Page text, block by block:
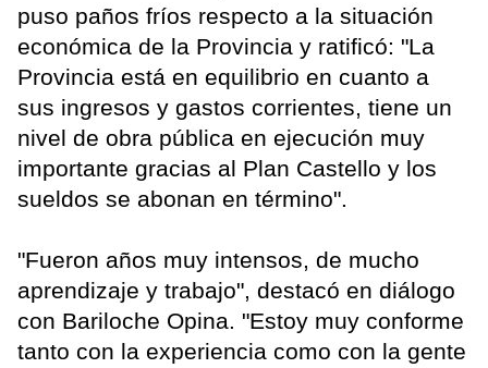
puso paños fríos respecto a la situación
económica de la Provincia y ratificó: "La
Provincia está en equilibrio en cuanto a
sus ingresos y gastos corrientes, tiene un
nivel de obra pública en ejecución muy
importante gracias al Plan Castello y los
sueldos se abonan en término".
"Fueron años muy intensos, de mucho
aprendizaje y trabajo", destacó en diálogo
con Bariloche Opina. "Estoy muy conforme
tanto con la experiencia como con la gente